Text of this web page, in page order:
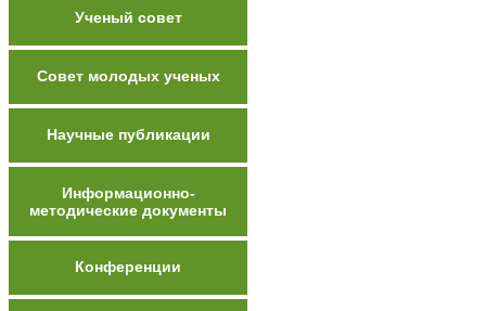
Ученый совет
Совет молодых ученых
Научные публикации
Информационно-
методические документы
Конференции